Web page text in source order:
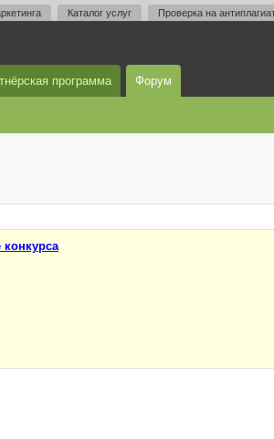
Каталог услуг Проверка на
программа Форум